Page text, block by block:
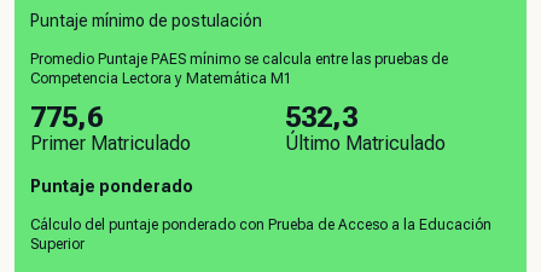
Puntaje mínimo de postulación
Promedio Puntaje PAES mínimo se calcula entre las pruebas de
Competencia Lectora y Matemática M1
775,6
Primer Matriculado
532,3
Último Matriculado
Puntaje ponderado
Cálculo del puntaje ponderado con Prueba de Acceso a la Educación
Superior